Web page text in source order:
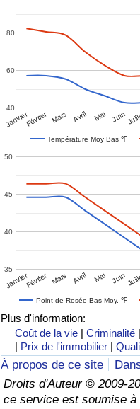
Température Moy Bas ℉
JanvierFévrier Mars Avril Mai Juin
40
60
80
Point de Rosée Bas Moy. ℉
JanvierFévrier Mars Avril Mai Juin
35
40
45
50
Plus d'information:
Coût de la vie |Criminalité
| Prix de l'immobilier |
À propos de ce site
Droits d'Auteur © 2009-
ce service est soumise à